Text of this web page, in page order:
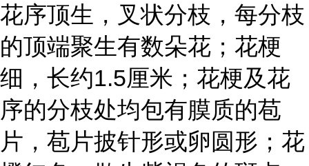
花序顶生，叉状分枝，每分枝
的顶端聚生有数朵花；花梗
细，长约1.5厘米；花梗及花
序的分枝处均包有膜质的苞
片，苞片披针形或卵圆形；花